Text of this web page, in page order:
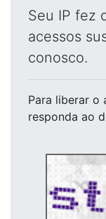
Seu IP fez
acessos
conosco.
Para liberar o
responda ao